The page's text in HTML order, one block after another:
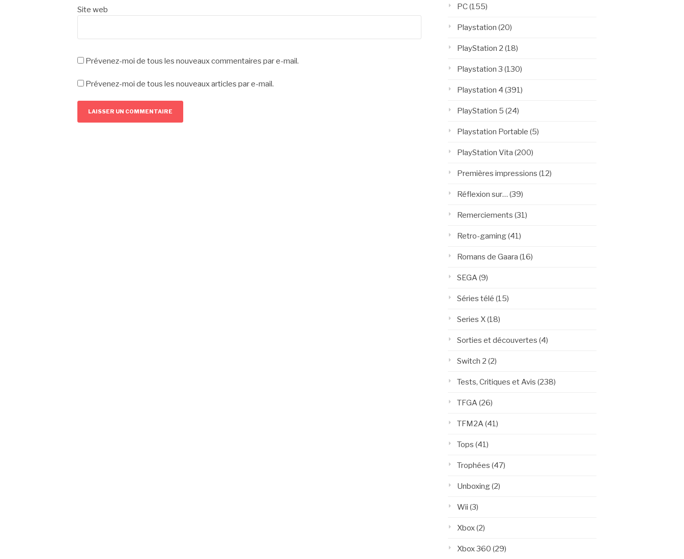
Site web
Prévenez-moi de tous les nouveaux commentaires par e-mail.
Prévenez-moi de tous les nouveaux articles par e-mail.
PC(155)
Playstation (20)
PlayStation 2 (18)
Playstation 3 (130)
Playstation 4 (391)
PlayStation 5 (24)
Playstation Portable (5)
PlayStation Vita (200)
Premières impressions (12)
Réflexion sur… (39)
Remerciements (31)
Retro-gaming(41)
Romans de Gaara (16)
SEGA (9)
Séries télé (15)
Series X(18)
Sorties et découvertes (4)
Switch 2 (2)
Tests, Critiques et Avis (238)
TFGA (26)
TFM2A (41)
Tops (41)
Trophées (47)
Unboxing(2)
Wii (3)
Xbox(2)
Xbox 360 (29)